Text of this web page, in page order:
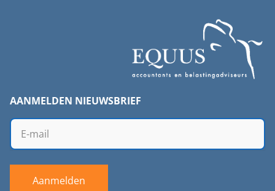
AANMELDEN NIEUWSBRIEF
Aanmelden